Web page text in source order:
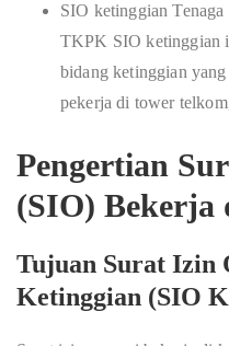
SIO ketinggian
TKPK SIO ketinggian
bidang ketinggian
pekerja di tower
Pengertian
(SIO) Bekerja
Tujuan Surat Izin
Ketinggian (SIO